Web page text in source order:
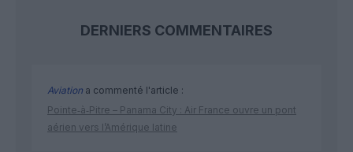
DERNIERS COMMENTAIRES
Aviation a commenté l'article :
Pointe‑à‑Pitre – Panama City : Air France ouvre un pont
aérien vers l’Amérique latine